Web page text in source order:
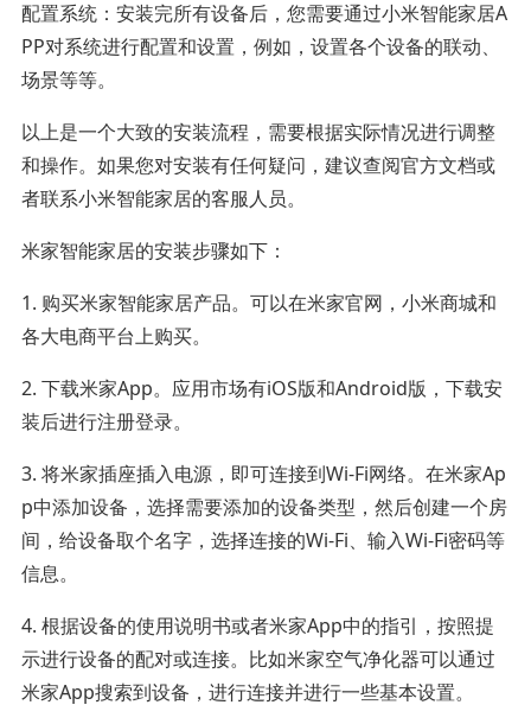
配置系统：安装完所有设备后，您需要通过小米智能家居A
PP对系统进行配置和设置，例如，设置各个设备的联动、
场景等等。
以上是一个大致的安装流程，需要根据实际情况进行调整
和操作。如果您对安装有任何疑问，建议查阅官方文档或
者联系小米智能家居的客服人员。
米家智能家居的安装步骤如下：
1. 购买米家智能家居产品。可以在米家官网，小米商城和
各大电商平台上购买。
2. 下载米家App。应用市场有iOS版和Android版，下载安
装后进行注册登录。
3. 将米家插座插入电源，即可连接到Wi-Fi网络。在米家Ap
p中添加设备，选择需要添加的设备类型，然后创建一个房
间，给设备取个名字，选择连接的Wi-Fi、输入Wi-Fi密码等
信息。
4. 根据设备的使用说明书或者米家App中的指引，按照提
示进行设备的配对或连接。比如米家空气净化器可以通过
米家App搜索到设备，进行连接并进行一些基本设置。